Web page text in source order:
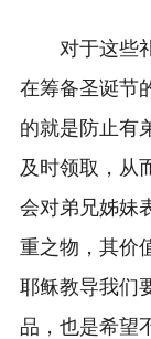
对于这些
在筹备圣诞节
的就是防止有
及时领取，从
会对弟兄姊妹
重之物，其价
耶稣教导我们
品，也是希望